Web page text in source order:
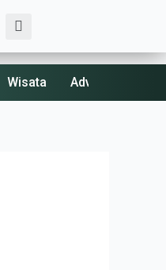
Search
Wisata Advertorial